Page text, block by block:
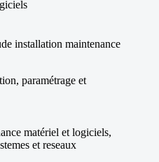
paramétrage et